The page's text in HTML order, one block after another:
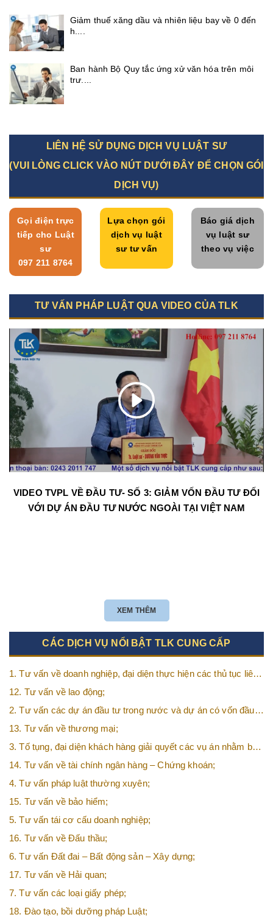
Giảm thuế xăng dầu và nhiên liệu bay về 0 đến
h....
Ban hành Bộ Quy tắc ứng xử văn hóa trên môi
trư....
LIÊN HỆ SỬ DỤNG DỊCH VỤ LUẬT SƯ
(VUI LÒNG CLICK VÀO NÚT DƯỚI ĐÂY ĐỂ CHỌN GÓI
DỊCH VỤ)
Gọi điện trực
tiếp cho Luật
sư
097 211 8764
Lựa chọn gói
dịch vụ luật
sư tư vấn
Báo giá dịch
vụ luật sư
theo vụ việc
TƯ VẤN PHÁP LUẬT QUA VIDEO CỦA TLK
VIDEO TVPL VỀ ĐẦU TƯ- SỐ 3: GIẢM VỐN ĐẦU TƯ ĐỐI
VỚI DỰ ÁN ĐẦU TƯ NƯỚC NGOÀI TẠI VIỆT NAM
XEM THÊM
CÁC DỊCH VỤ NỔI BẬT TLK CUNG CẤP
1. Tư vấn về doanh nghiệp, đại diện thực hiện các thủ tục liên
quan tới doanh nghiệp;
12. Tư vấn về lao động;
2. Tư vấn các dự án đầu tư trong nước và dự án có vốn đầu
tư nước ngoài (FDI);
13. Tư vấn về thương mại;
3. Tố tụng, đại diện khách hàng giải quyết các vụ án nhằm bảo
vệ tối đa các quyền và lợi ích của khách hàng;
14. Tư vấn về tài chính ngân hàng – Chứng khoán;
4. Tư vấn pháp luật thường xuyên;
15. Tư vấn về bảo hiểm;
5. Tư vấn tái cơ cấu doanh nghiệp;
16. Tư vấn về Đấu thầu;
6. Tư vấn Đất đai – Bất động sản – Xây dựng;
17. Tư vấn về Hải quan;
7. Tư vấn các loại giấy phép;
18. Đào tạo, bồi dưỡng pháp Luật;